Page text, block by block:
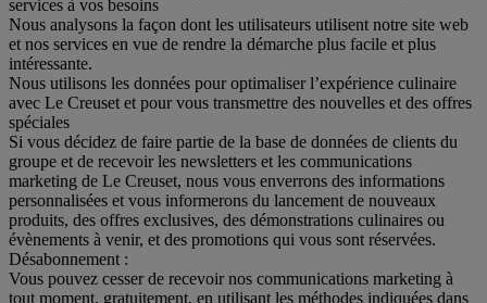
services à vos besoins
Nous analysons la façon dont les utilisateurs utilisent notre site web
et nos services en vue de rendre la démarche plus facile et plus
intéressante.
Nous utilisons les données pour optimaliser l’expérience culinaire
avec Le Creuset et pour vous transmettre des nouvelles et des offres
spéciales
Si vous décidez de faire partie de la base de données de clients du
groupe et de recevoir les newsletters et les communications
marketing de Le Creuset, nous vous enverrons des informations
personnalisées et vous informerons du lancement de nouveaux
produits, des offres exclusives, des démonstrations culinaires ou
évènements à venir, et des promotions qui vous sont réservées.
Désabonnement :
Vous pouvez cesser de recevoir nos communications marketing à
tout moment, gratuitement, en utilisant les méthodes indiquées dans